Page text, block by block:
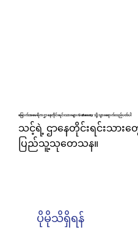
မြောက်အမေရိက ဌာနေတိုင်းရင်းသားများ Gateway သို့ သွားရောက်လည်ပတ်ပါ
သင့်ရဲ့ ဌာနေတိုင်းရင်းသား
ပြည်သူ့သုတေသန။
ပိုမိုသိရှိရန်